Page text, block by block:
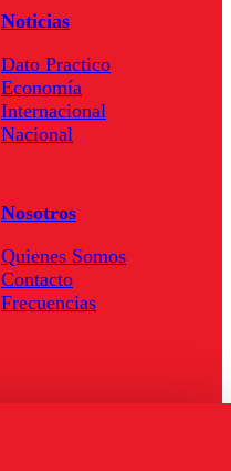
Noticias
Dato Practico
Economía
Internacional
Nacional
Nosotros
Quienes Somos
Contacto
Frecuencias